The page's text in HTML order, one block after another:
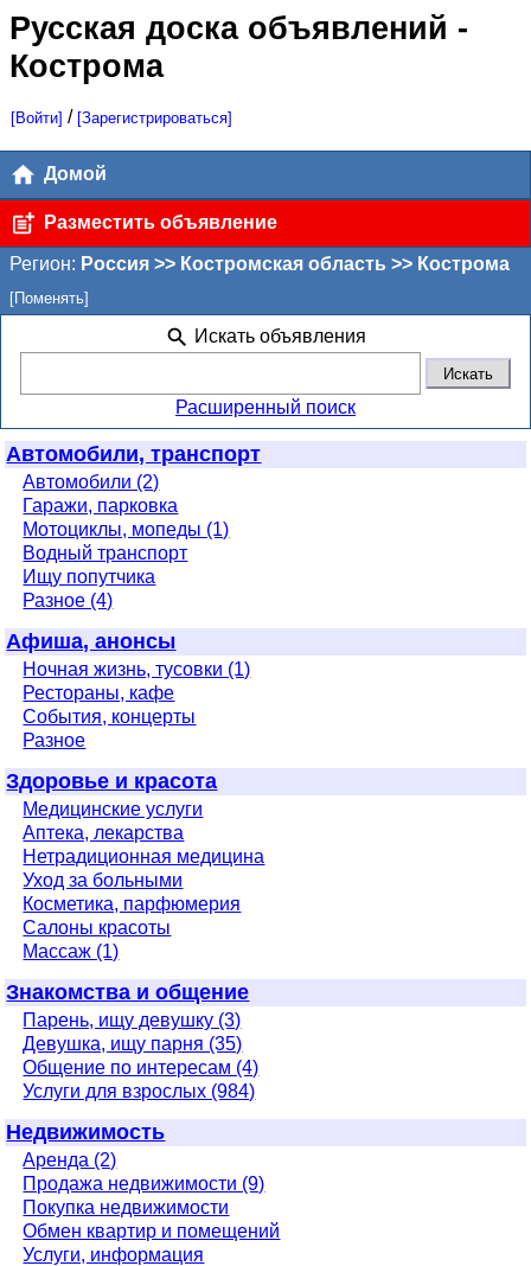
Русская доска объявлений -
Кострома
[Войти] / [Зарегистрироваться]
Домой
Разместить объявление
Регион: Россия >> Костромская область >> Кострома
[Поменять]
Искать объявления
Расширенный поиск
Автомобили, транспорт
Автомобили (2)
Гаражи, парковка
Мотоциклы, мопеды (1)
Водный транспорт
Ищу попутчика
Разное (4)
Афиша, анонсы
Ночная жизнь, тусовки (1)
Рестораны, кафе
События, концерты
Разное
Здоровье и красота
Медицинские услуги
Аптека, лекарства
Нетрадиционная медицина
Уход за больными
Косметика, парфюмерия
Салоны красоты
Массаж (1)
Знакомства и общение
Парень, ищу девушку (3)
Девушка, ищу парня (35)
Общение по интересам (4)
Услуги для взрослых (984)
Недвижимость
Аренда (2)
Продажа недвижимости (9)
Покупка недвижимости
Обмен квартир и помещений
Услуги, информация